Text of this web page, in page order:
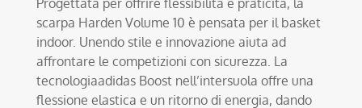
scarpa Harden Volume 10 è pensata per il basket
indoor. Unendo stile e innovazione aiuta ad
affrontare le competizioni con sicurezza. La
tecnologiaadidas Boost nell’intersuola offre una
flessione elastica e un ritorno di energia, dando